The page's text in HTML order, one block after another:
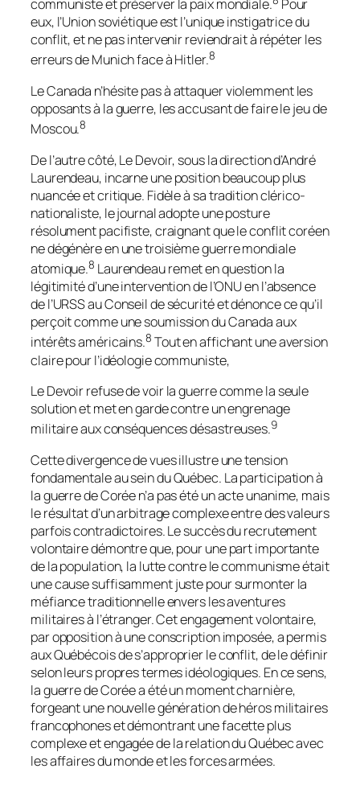
communiste et préserver la paix mondiale. Pour
eux, l’Union soviétique est l’unique instigatrice du
conflit, et ne pas intervenir reviendrait à répéter les
erreurs de Munich face à Hitler.8
Le Canada n’hésite pas à attaquer violemment les
opposants à la guerre, les accusant de faire le jeu de
Moscou.8
De l’autre côté,Le Devoir, sous la direction d’André
Laurendeau, incarne une position beaucoup plus
nuancée et critique. Fidèle à sa tradition clérico-
nationaliste, le journal adopte une posture
résolument pacifiste, craignant que le conflit coréen
ne dégénère en une troisième guerre mondiale
atomique.8 Laurendeau remet en question la
légitimité d’une intervention de l’ONU en l’absence
de l’URSS au Conseil de sécurité et dénonce ce qu’il
perçoit comme une soumission du Canada aux
intérêts américains.8 Tout en affichant une aversion
claire pour l’idéologie communiste,
Le Devoirrefuse de voir la guerre comme la seule
solution et met en garde contre un engrenage
militaire aux conséquences désastreuses.9
Cette divergence de vues illustre une tension
fondamentale au sein du Québec. La participation à
la guerre de Corée n’a pas été un acte unanime, mais
le résultat d’un arbitrage complexe entre des valeurs
parfois contradictoires. Le succès du recrutement
volontaire démontre que, pour une part importante
de la population, la lutte contre le communisme était
une cause suffisamment juste pour surmonter la
méfiance traditionnelle envers les aventures
militaires à l’étranger. Cet engagement volontaire,
par opposition à une conscription imposée, a permis
aux Québécois de s’approprier le conflit, de le définir
selon leurs propres termes idéologiques. En ce sens,
la guerre de Corée a été un moment charnière,
forgeant une nouvelle génération de héros militaires
francophones et démontrant une facette plus
complexe et engagée de la relation du Québec avec
les affaires du monde et les forces armées.